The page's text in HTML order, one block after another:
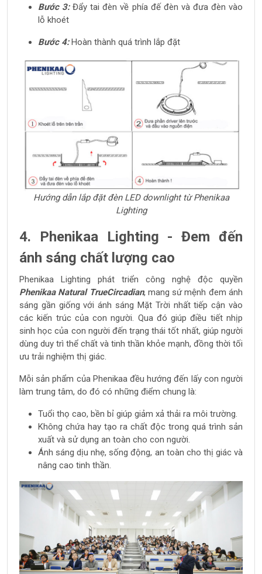
Bước 3:Đẩy tai đèn về phía đế đèn và đưa đèn vào
lỗ khoét
Bước 4: Hoàn thành quá trình lắp đặt
Hướng dẫn lắp đặt đèn LED downlight từ Phenikaa
Lighting
4. Phenikaa Lighting - Đem đến
ánh sáng chất lượng cao
Phenikaa Lighting phát triển công nghệ độc quyền
Phenikaa Natural TrueCircadian, mang sứ mệnh đem ánh
sáng gần giống với ánh sáng Mặt Trời nhất tiếp cận vào
các kiến trúc của con người. Qua đó giúp điều tiết nhịp
sinh học của con người đến trạng thái tốt nhất, giúp người
dùng duy trì thể chất và tinh thần khỏe mạnh, đồng thời tối
ưu trải nghiệm thị giác.
Mỗi sản phẩm của Phenikaa đều hướng đến lấy con người
làm trung tâm, do đó có những điểm chung là:
Tuổi thọ cao, bền bỉ giúp giảm xả thải ra môi trường.
Không chứa hay tạo ra chất độc trong quá trình sản
xuất và sử dụng an toàn cho con người.
Ánh sáng dịu nhẹ, sống động, an toàn cho thị giác và
nâng cao tinh thần.